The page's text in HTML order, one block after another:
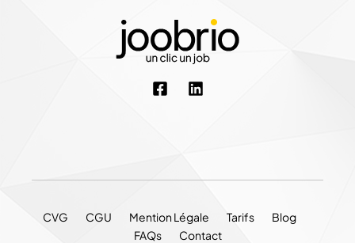
CVG CGU Mention Légale Tarifs
Blog
FAQs
Contact